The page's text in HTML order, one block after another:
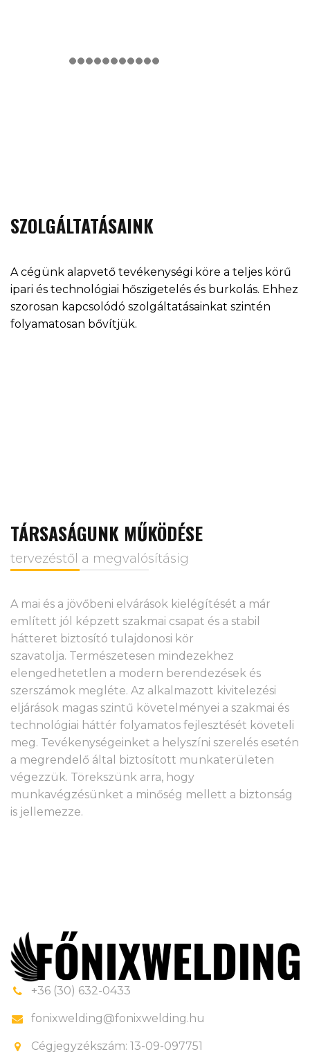
SZOLGÁLTATÁSAINK
A cégünk alapvető tevékenységi köre a teljes körű
ipari és technológiai hőszigetelés és burkolás. Ehhez
szorosan kapcsolódó szolgáltatásainkat szintén
folyamatosan bővítjük.
TÁRSASÁGUNK MŰKÖDÉSE
tervezéstől a megvalósításig
A mai és a jövőbeni elvárások kielégítését a már
említett jól
képzett szakmai csapat és a stabil
hátteret biztosító tulajdonosi kör
szavatolja. Természetesen mindezekhez
elengedhetetlen a modern berendezések és
szerszámok megléte. Az alkalmazott kivitelezési
eljárások magas szintű követelményei a szakmai és
technológiai háttér folyamatos fejlesztését követeli
meg. Tevékenységeinket a helyszíni szerelés esetén
a megrendelő által biztosított munkaterületen
végezzük. Törekszünk arra, hogy
munkavégzésünket a minőség mellett a biztonság
is jellemezze.
+36 (30) 632-0433
fonixwelding@fonixwelding.hu
Cégjegyzékszám: 13-09-097751